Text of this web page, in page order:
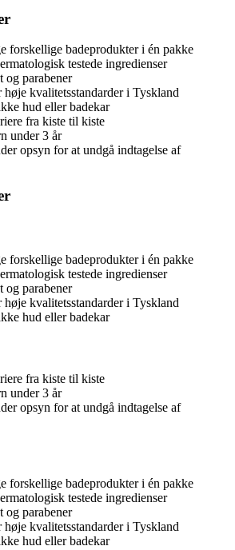
forskellige badeprodukter i én pakke
testede ingredienser
og parabener
høje kvalitetsstandarder i Tyskland
hud eller badekar
fra kiste til kiste
under 3 år
opsyn for at undgå indtagelse af
forskellige badeprodukter i én pakke
testede ingredienser
og parabener
høje kvalitetsstandarder i Tyskland
hud eller badekar
fra kiste til kiste
under 3 år
opsyn for at undgå indtagelse af
forskellige badeprodukter i én pakke
testede ingredienser
og parabener
høje kvalitetsstandarder i Tyskland
hud eller badekar